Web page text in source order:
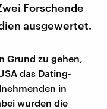
Forschende
ausgewertet.
Grund zu gehen,
das Dating-
in
wurden die